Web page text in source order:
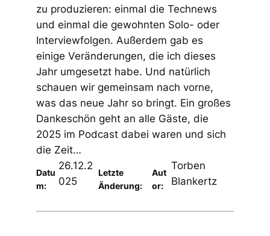
zu produzieren: einmal die Technews
und einmal die gewohnten Solo- oder
Interviewfolgen. Außerdem gab es
einige Veränderungen, die ich dieses
Jahr umgesetzt habe. Und natürlich
schauen wir gemeinsam nach vorne,
was das neue Jahr so bringt. Ein großes
Dankeschön geht an alle Gäste, die
2025 im Podcast dabei waren und sich
die Zeit…
Datu
m:
26.12.2
025
Letzte
Änderung:
Aut
or:
Torben
Blankertz